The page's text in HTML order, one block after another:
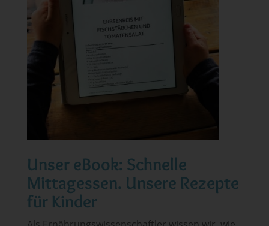
Unser eBook: Schnelle
Mittagessen. Unsere Rezepte
für Kinder